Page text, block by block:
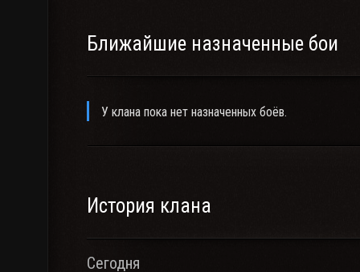
Ближайшие назначенные бои
У клана пока нет назначенных боёв.
История клана
Сегодня